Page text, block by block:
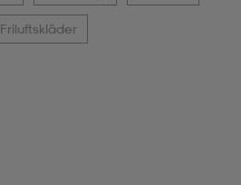
Friluftskläder